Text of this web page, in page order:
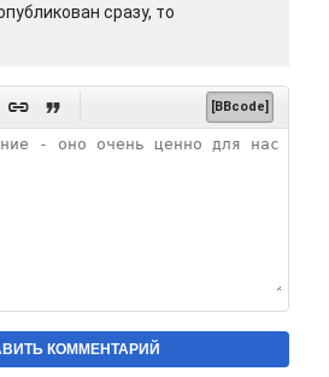
сразу, то
  [BBcode]